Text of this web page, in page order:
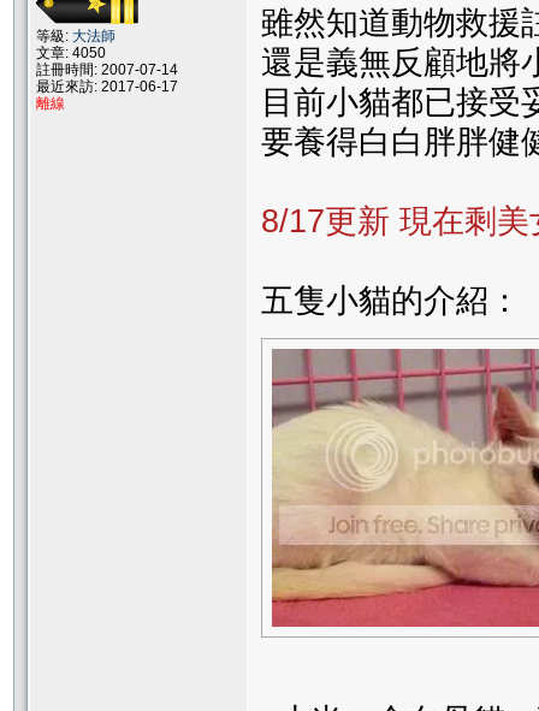
等級: 大法師
文章: 4050
註冊時間: 2007-07-14
最近來訪: 2017-06-17
離線
雖然知道動物救援
還是義無反顧地將
目前小貓都已接受
要養得白白胖胖健
8/17更新 現在剩
五隻小貓的介紹：